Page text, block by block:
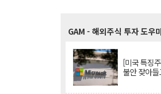
GAM - 해외주식 투자 도우
[미국 특징
불안 잦아